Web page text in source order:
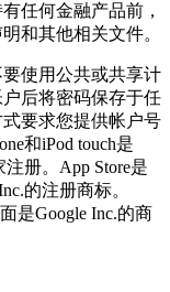
任何金融产品前，
和其他相关文件。
使用公共或共享计
后将密码保存于任
要求您提供帐户号
和iPod touch是
册。App Store是
的注册商标。
是Google Inc.的商